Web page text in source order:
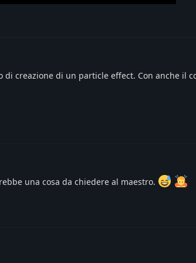
creazione di un particle effect. Con anche il
una cosa da chiedere al maestro.